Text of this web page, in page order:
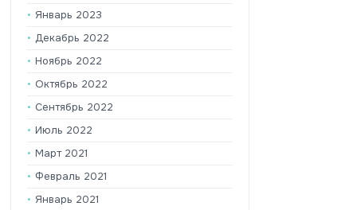
Январь 2023
Декабрь 2022
Ноябрь 2022
Октябрь 2022
Сентябрь 2022
Июль 2022
Март 2021
Февраль 2021
Январь 2021